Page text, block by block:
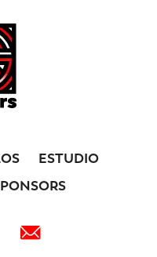
ESTUDIO